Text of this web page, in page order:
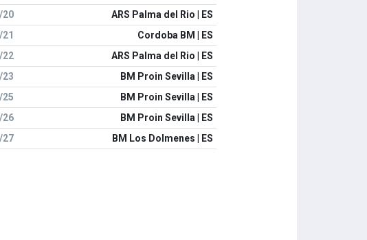
20
ARS Palma del Rio | ES
Cordoba BM | ES
22
ARS Palma del Rio | ES
23
BM Proin Sevilla | ES
25
BM Proin Sevilla | ES
26
BM Proin Sevilla | ES
27
BM Los Dolmenes | ES